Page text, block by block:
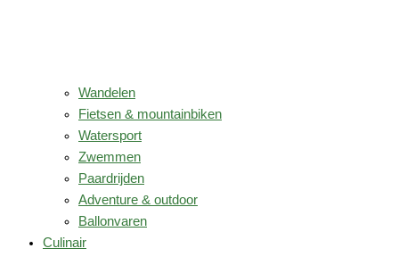
Wandelen
Fietsen & mountainbiken
Watersport
Zwemmen
Paardrijden
Adventure & outdoor
Ballonvaren
Culinair